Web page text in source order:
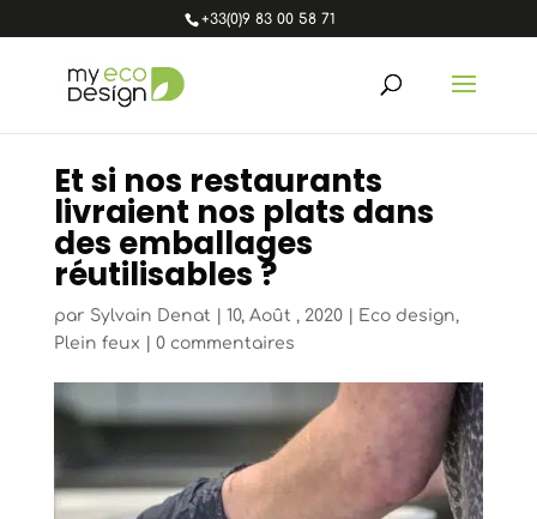
+33(0)9 83 00 58 71
Et si nos restaurants
livraient nos plats dans
des emballages
réutilisables ?
par Sylvain Denat 10, Août , 2020| Eco design,
Plein feux
0 commentaires